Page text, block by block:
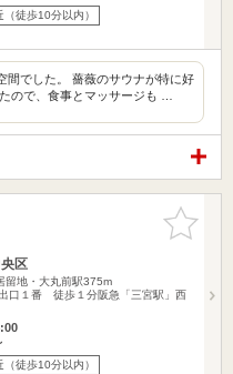
（徒歩10分以内）
間でした。 薔薇のサウナが特に好
ので、食事とマッサージも …
お気に入
りに追加
区
留地・大丸前駅375m
口１番 徒歩１分阪急「三宮駅」西
（徒歩10分以内）